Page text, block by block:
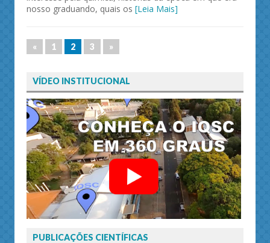
nosso graduando, quais os [Leia Mais]
« 1 2 3 »
VÍDEO INSTITUCIONAL
PUBLICAÇÕES CIENTÍFICAS